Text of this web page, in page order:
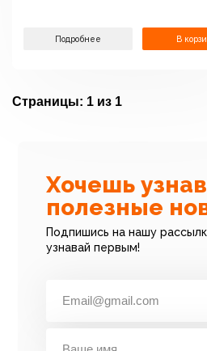
Подробнее В
Страницы: 1 из 1
Хочешь
полезные
Подпишись на нашу
узнавай первым!